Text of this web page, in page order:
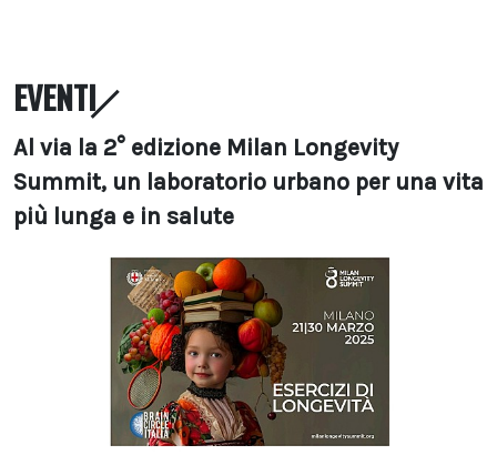
EVENTI
Al via la 2° edizione Milan Longevity
Summit, un laboratorio urbano per una vita
più lunga e in salute